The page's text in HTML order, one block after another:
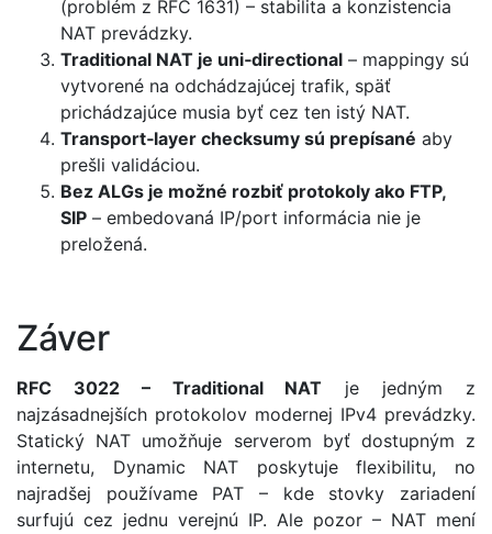
(problém z RFC 1631) – stabilita a konzistencia
NAT prevádzky.
Traditional NAT je uni‑directional – mappingy sú
vytvorené na odchádzajúcej trafik, späť
prichádzajúce musia byť cez ten istý NAT.
Transport‑layer checksumy sú prepísané aby
prešli validáciou.
Bez ALGs je možné rozbiť protokoly ako FTP,
SIP – embedovaná IP/port informácia nie je
preložená.
Záver
RFC 3022 – Traditional NAT je jedným z
najzásadnejších protokolov modernej IPv4 prevádzky.
Statický NAT umožňuje serverom byť dostupným z
internetu, Dynamic NAT poskytuje flexibilitu, no
najradšej používame PAT – kde stovky zariadení
surfujú cez jednu verejnú IP. Ale pozor – NAT mení